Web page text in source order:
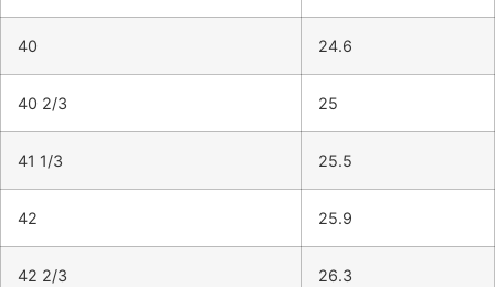
40 24.6
40 2/3 25
41 1/3 25.5
42 25.9
42 2/3 26.3